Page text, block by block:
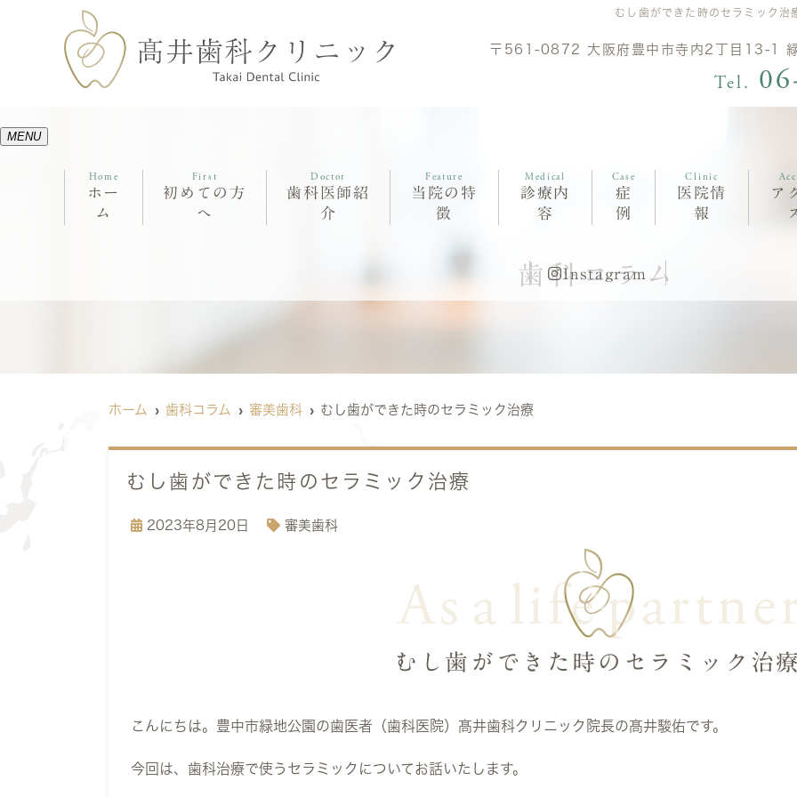
むし歯ができた時のセラミック
〒561-0872 大阪府豊中市寺内2丁目13-1
Tel.
MENU
Home
ホー
ム
First
初めての方
へ
Doctor
歯科医師紹
介
Feature
当院の特
徴
Medical
診療内
容
Case
症
例
Clinic
医院情
報
ア
Instagram
歯科コラム
ホーム 歯科コラム 審美歯科 むし歯ができた時のセラミック治療
むし歯ができた時のセラミック治療
2023年8月20日 審美歯科
むし歯ができた時のセラミック治
こんにちは。豊中市緑地公園の歯医者（歯科医院）髙井歯科クリニック院長の髙井駿佑です。
今回は、歯科治療で使うセラミックについてお話いたします。